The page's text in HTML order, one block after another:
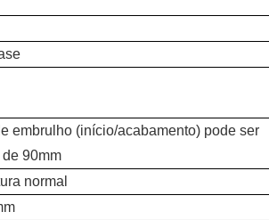
embrulho (início/acabamento) pode ser
90mm
normal